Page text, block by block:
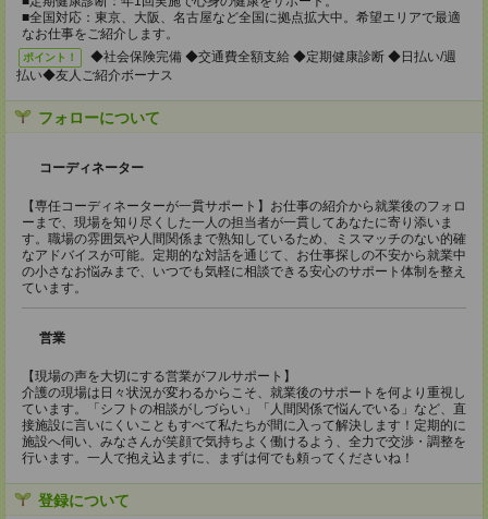
■全国対応：東京、大阪、名古屋など全国に拠点拡大中。希望エリアで最適
なお仕事をご紹介します。
ポイント！
◆社会保険完備 ◆交通費全額支給 ◆定期健康診断 ◆日払い/週
払い◆友人ご紹介ボーナス
フォローについて
コーディネーター
【専任コーディネーターが一貫サポート】お仕事の紹介から就業後のフォロ
ーまで、現場を知り尽くした一人の担当者が一貫してあなたに寄り添いま
す。職場の雰囲気や人間関係まで熟知しているため、ミスマッチのない的確
なアドバイスが可能。定期的な対話を通じて、お仕事探しの不安から就業中
の小さなお悩みまで、いつでも気軽に相談できる安心のサポート体制を整え
ています。
営業
【現場の声を大切にする営業がフルサポート】
介護の現場は日々状況が変わるからこそ、就業後のサポートを何より重視し
ています。「シフトの相談がしづらい」「人間関係で悩んでいる」など、直
接施設に言いにくいこともすべて私たちが間に入って解決します！定期的に
施設へ伺い、みなさんが笑顔で気持ちよく働けるよう、全力で交渉・調整を
行います。一人で抱え込まずに、まずは何でも頼ってくださいね！
登録について